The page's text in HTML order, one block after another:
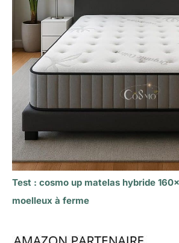
Test : cosmo up matelas hybride
moelleux à ferme